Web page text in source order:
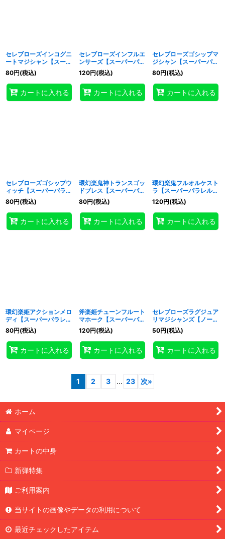
セレブローズインコグニ
ートマジシャン【スーパ
ーパラレル】
{RD/AP01-JP039}
《RDフュージョン》
80円(税込)
カートに入れる
セレブローズインフルエ
ンサーズ【スーパーパラ
レル】{RD/AP01-
JP041}《RDフュージョ
ン》
120円(税込)
カートに入れる
セレブローズゴシップマ
ジシャン【スーパーパラ
レル】{RD/AP01-
JP042}《RDフュージョ
ン》
80円(税込)
カートに入れる
セレブローズゴシップウ
ィッチ【スーパーパラレ
ル】{RD/AP01-JP043}
《RDフュージョン》
80円(税込)
カートに入れる
環幻楽鬼神トランスゴッ
ドブレス【スーパーパラ
レル】{RD/AP01-
JP057}《RDフュージョ
ン》
80円(税込)
カートに入れる
環幻楽鬼フルオルケスト
ラ【スーパーパラレル】
{RD/AP01-JP058}
《RDフュージョン》
120円(税込)
カートに入れる
環幻楽姫アクションメロ
ディ【スーパーパラレ
ル】{RD/AP01-JP059}
《RDフュージョン》
80円(税込)
カートに入れる
斧楽姫チューンフルート
マホーク【スーパーパラ
レル】{RD/AP01-
JP060}《RDフュージョ
ン》
120円(税込)
カートに入れる
セレブローズラグジュア
リマジシャンズ【ノーマ
ル】{RD/AP01-JP037}
《RDフュージョン》
50円(税込)
カートに入れる
1 2 3 ... 23 次»
ホーム
マイページ
カートの中身
新弾特集
ご利用案内
当サイトの画像やデータの利用について
最近チェックしたアイテム